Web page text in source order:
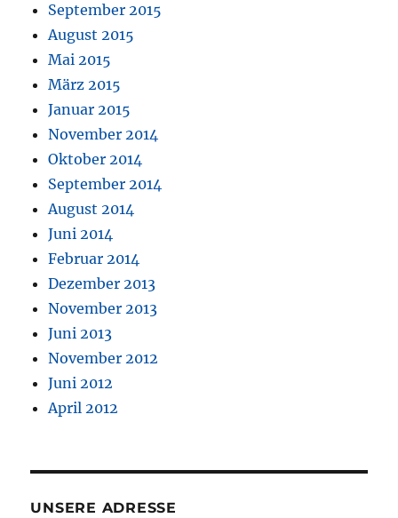
September 2015
August 2015
Mai 2015
März 2015
Januar 2015
November 2014
Oktober 2014
September 2014
August 2014
Juni 2014
Februar 2014
Dezember 2013
November 2013
Juni 2013
November 2012
Juni 2012
April 2012
UNSERE ADRESSE